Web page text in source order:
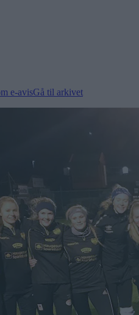
e-avisGå til arkivet